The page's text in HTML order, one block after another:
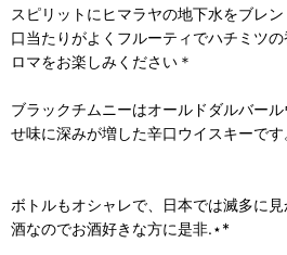
スピリットにヒマラヤの地下水をブレン
口当たりがよくフルーティでハチミツ
ロマをお楽しみください＊
ブラックチムニーはオールドダルバー
せ味に深みが増した辛口ウイスキーです
ボトルもオシャレで、日本では滅多に
酒なのでお酒好きな方に是非.⋆*